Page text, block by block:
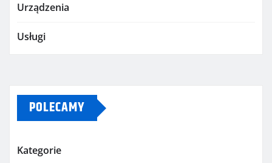
Urządzenia
Usługi
POLECAMY
Kategorie